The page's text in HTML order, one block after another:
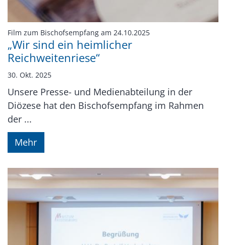
Film zum Bischofsempfang am 24.10.2025:
„Wir sind ein heimlicher
Reichweitenriese“
30. Okt. 2025
Unsere Presse- und Medienabteilung in der
Diözese hat den Bischofsempfang im Rahmen
der ...
Mehr